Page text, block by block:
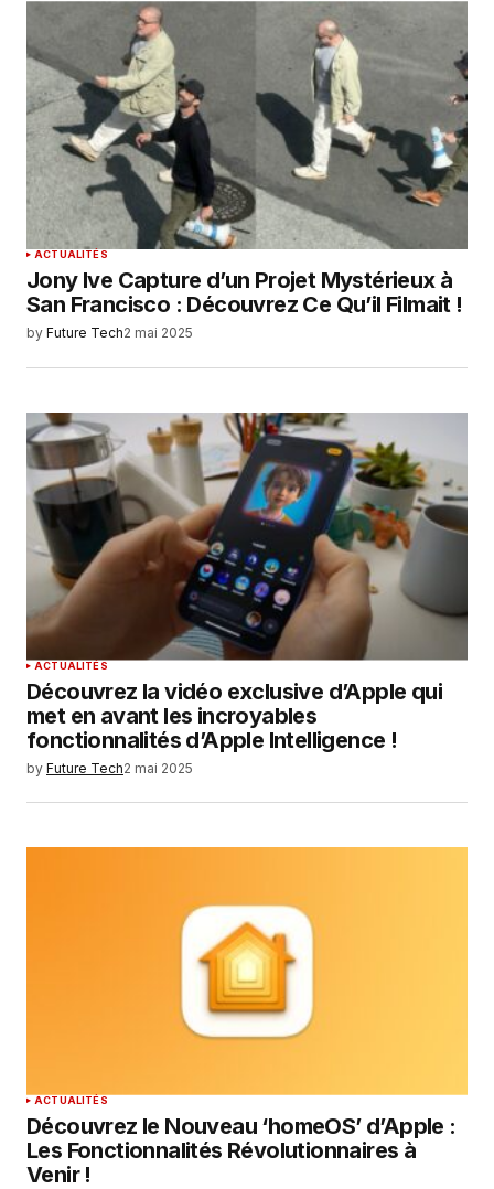
ACTUALITÉS
Jony Ive Capture d’un Projet Mystérieux à
San Francisco : Découvrez Ce Qu’il Filmait !
by Future Tech2 mai 2025
ACTUALITÉS
Découvrez la vidéo exclusive d’Apple qui
met en avant les incroyables
fonctionnalités d’Apple Intelligence !
by Future Tech2 mai 2025
ACTUALITÉS
Découvrez le Nouveau ‘homeOS’ d’Apple :
Les Fonctionnalités Révolutionnaires à
Venir !